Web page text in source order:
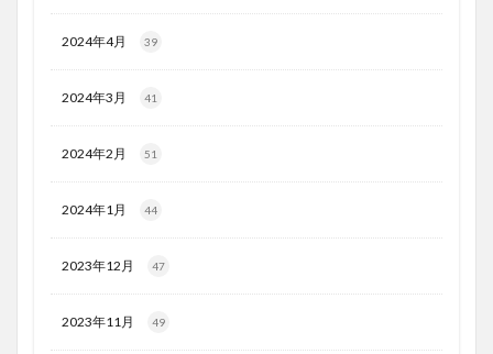
2024年4月 39
2024年3月 41
2024年2月 51
2024年1月 44
2023年12月 47
2023年11月 49